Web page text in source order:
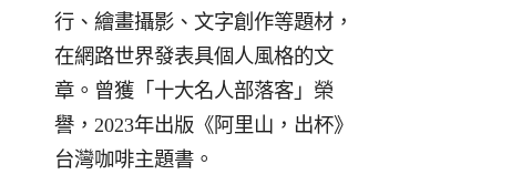
行、繪畫攝影、文字創作等題材，
在網路世界發表具個人風格的文
章。曾獲「十大名人部落客」榮
譽，2023年出版《阿里山，出杯》
台灣咖啡主題書。